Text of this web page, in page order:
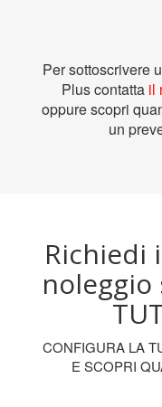
Per sottoscrivere
Plus contatta il
oppure scopri
un
Richiedi
CONFIGURA LA
E SCOPRI